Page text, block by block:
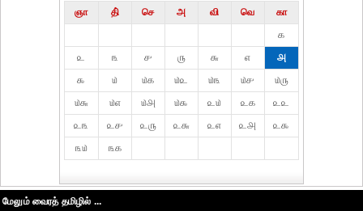
ஞா தி் செ அ வி வெ
கா
௧
௨
௩ ௪ ௫ ௬ ௭
௮
௯
௰ ௰௧ ௰௨ ௰௩ ௰௪
௰௫
௰௬
௰௭ ௰௮ ௰௯ ௨௰ ௨௧
௨௨
௨௩
௨௪ ௨௫ ௨௬ ௨௭ ௨௮
௨௯
௩௰
௩௧
மேலும் வைரத் தமிழில் ...